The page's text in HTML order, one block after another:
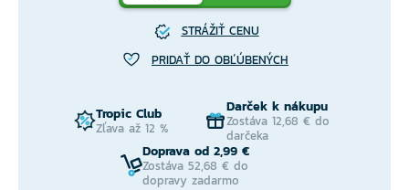
STRÁŽIŤ CENU
PRIDAŤ DO OBĽÚBENÝCH
Tropic Club
Zľava až 12 %
Darček k nákupu
Zostáva 12,68 € do
darčeka
Doprava od 2,99 €
Zostáva 52,68 € do
dopravy zadarmo